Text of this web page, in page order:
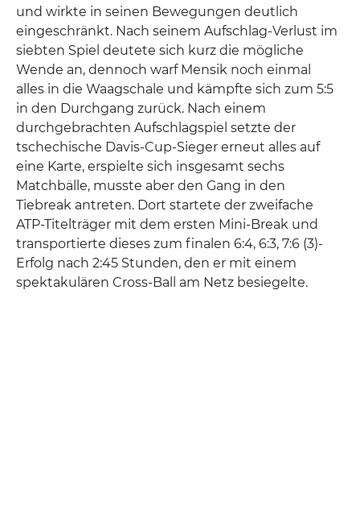
und wirkte in seinen Bewegungen deutlich
eingeschränkt. Nach seinem Aufschlag-Verlust im
siebten Spiel deutete sich kurz die mögliche
Wende an, dennoch warf Mensik noch einmal
alles in die Waagschale und kämpfte sich zum 5:5
in den Durchgang zurück. Nach einem
durchgebrachten Aufschlagspiel setzte der
tschechische Davis-Cup-Sieger erneut alles auf
eine Karte, erspielte sich insgesamt sechs
Matchbälle, musste aber den Gang in den
Tiebreak antreten. Dort startete der zweifache
ATP-Titelträger mit dem ersten Mini-Break und
transportierte dieses zum finalen 6:4, 6:3, 7:6 (3)-
Erfolg nach 2:45 Stunden, den er mit einem
spektakulären Cross-Ball am Netz besiegelte.